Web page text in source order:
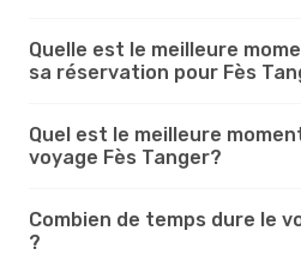
Quelle est le meilleure
sa réservation pour Fès
Quel est le meilleure
voyage Fès Tanger?
Combien de temps dure le
?